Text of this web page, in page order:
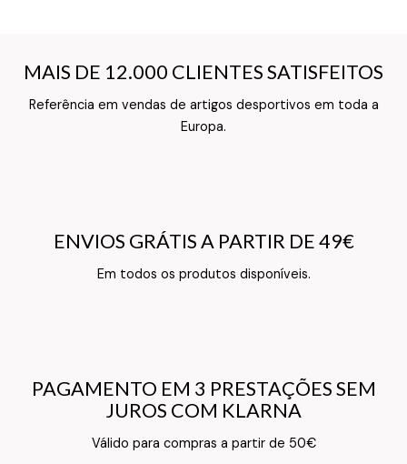
MAIS DE 12.000 CLIENTES SATISFEITOS
Referência em vendas de artigos desportivos em toda a
Europa.
MAIS DE 12.000 CLIENTES SATISFEITOS
Texto do Verso do Cartão de Informação
ENVIOS GRÁTIS A PARTIR DE 49€
Em todos os produtos disponíveis.
ENVIOS GRÁTIS A PARTIR DE 49€
Texto do Verso do Cartão de Informação
PAGAMENTO EM 3 PRESTAÇÕES SEM
JUROS COM KLARNA
Válido para compras a partir de 50€
PAGAMENTO EM 3 PRESTAÇÕES SEM
JUROS COM KLARNA
Texto do Verso do Cartão de Informação